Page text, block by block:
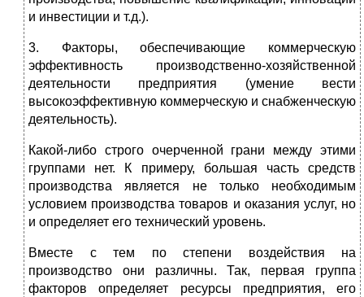
и инвестиции и т.д.).
3. Факторы, обеспечивающие коммерческую
эффективность производственно-хозяйственной
деятельности предприятия (умение вести
высокоэффективную коммерческую и снабженческую
деятельность).
Какой-либо строго очерченной грани между этими
группами нет. К примеру, большая часть средств
производства является не только необходимым
условием производства товаров и оказания услуг, но
и определяет его технический уровень.
Вместе с тем по степени воздействия на
производство они различны. Так, первая группа
факторов определяет ресурсы предприятия, его